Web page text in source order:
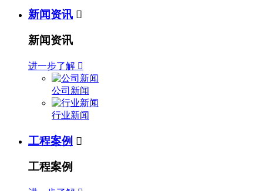
新闻资讯 
新闻资讯
进一步了解 
公司新闻
行业新闻
工程案例 
工程案例